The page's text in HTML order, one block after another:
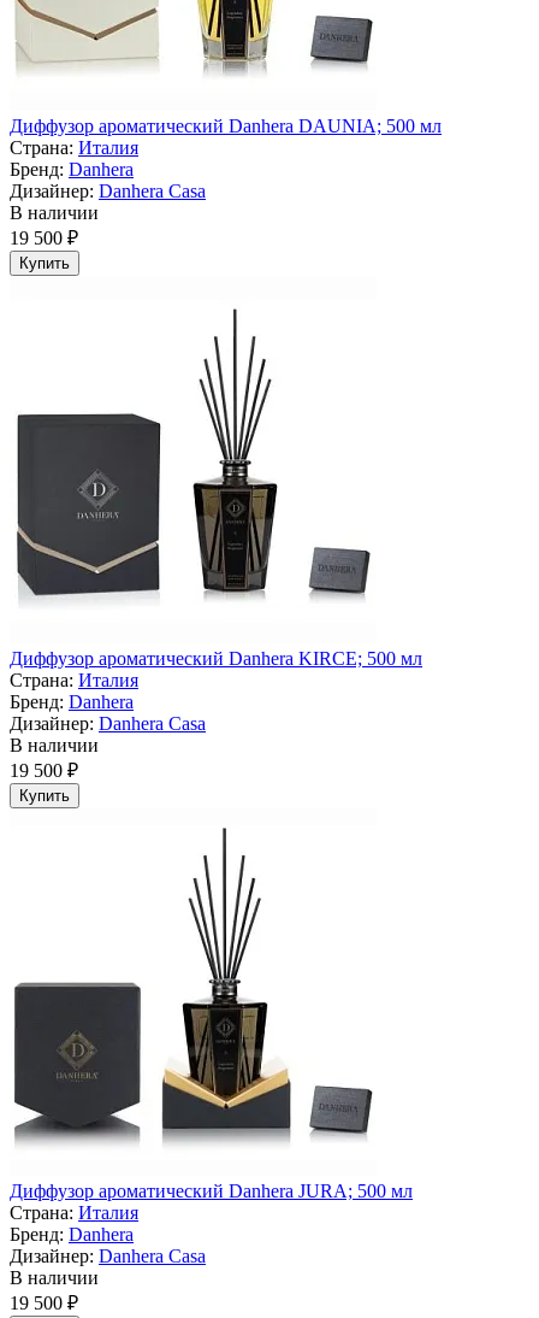
Диффузор ароматический Danhera DAUNIA; 500 мл
Страна: Италия
Бренд: Danhera
Дизайнер: Danhera Casa
В наличии
19 500 ₽
Купить
Диффузор ароматический Danhera KIRCE; 500 мл
Страна: Италия
Бренд: Danhera
Дизайнер: Danhera Casa
В наличии
19 500 ₽
Купить
Диффузор ароматический Danhera JURA; 500 мл
Страна: Италия
Бренд: Danhera
Дизайнер: Danhera Casa
В наличии
19 500 ₽